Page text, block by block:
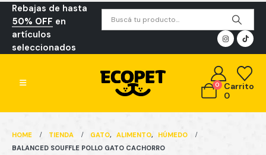
Rebajas de hasta
50% OFF en
artículos
seleccionados
0
Carrito
0
HOME TIENDA GATO, ALIMENTO,
HÚMEDO
BALANCED SOUFFLE POLLO GATO CACHORRO